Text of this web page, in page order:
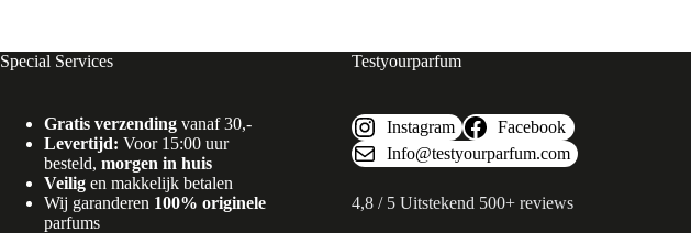
Special Services
Gratis verzending vanaf 30,-
Levertijd: Voor 15:00 uur
besteld, morgen in huis
Veilig en makkelijk betalen
Wij garanderen 100% originele
parfums
Testyourparfum
Instagram
Facebook
Info@testyourparfum.com
4,8 / 5 Uitstekend 500+ reviews